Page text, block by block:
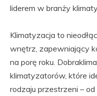
liderem w branży
Klimatyzacja to
wnętrz, zapewniający
na porę roku.
klimatyzatorów, które
rodzaju przestrzeni –